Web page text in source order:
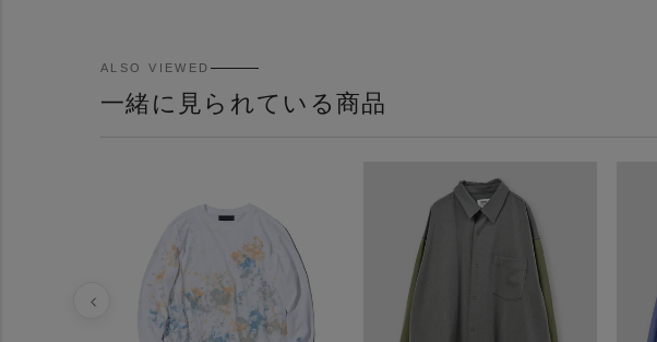
ALSO VIEWED
一緒に見られている商品